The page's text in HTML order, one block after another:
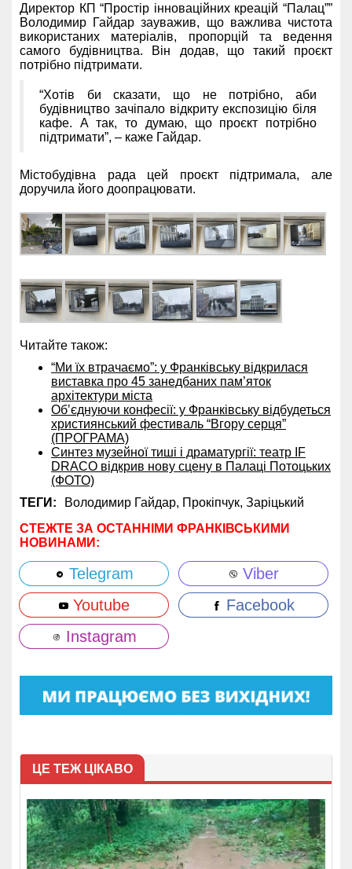
Директор КП “Простір інноваційних креацій “Палац””
Володимир Гайдар зауважив, що важлива чистота
використаних матеріалів, пропорцій та ведення
самого будівництва. Він додав, що такий проєкт
потрібно підтримати.
“Хотів би сказати, що не потрібно, аби
будівництво зачіпало відкриту експозицію біля
кафе. А так, то думаю, що проєкт потрібно
підтримати”, – каже Гайдар.
Містобудівна рада цей проєкт підтримала, але
доручила його доопрацювати.
Читайте також:
“Ми їх втрачаємо”: у Франківську відкрилася
виставка про 45 занедбаних пам’яток
архітектури міста
Обʼєднуючи конфесії: у Франківську відбудеться
християнський фестиваль “Вгору серця”
(ПРОГРАМА)
Синтез музейної тиші і драматургії: театр IF
DRACO відкрив нову сцену в Палаці Потоцьких
(ФОТО)
ТЕГИ:
Володимир Гайдар, Прокіпчук, Заріцький
СТЕЖТЕ ЗА ОСТАННІМИ ФРАНКІВСЬКИМИ
НОВИНАМИ:
Telegram
Viber
Youtube
Facebook
Instagram
ЦЕ ТЕЖ ЦІКАВО